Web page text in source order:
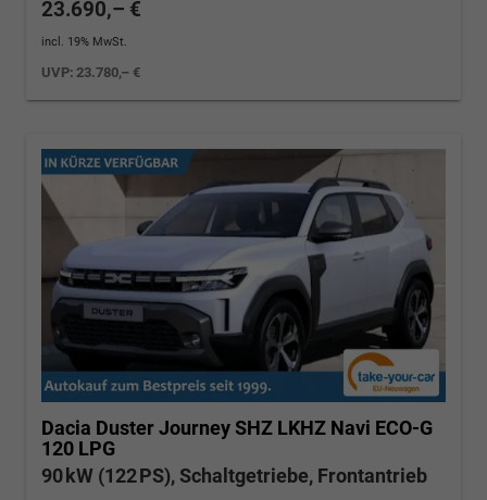
23.690,– €
incl. 19% MwSt.
UVP:23.780,– €
Dacia DusterJourney SHZ LKHZ Navi ECO-G
120 LPG
90 kW (122 PS), Schaltgetriebe, Frontantrieb